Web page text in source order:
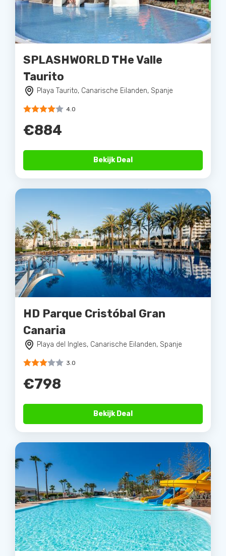
SPLASHWORLD THe Valle
Taurito
Playa Taurito, Canarische Eilanden, Spanje
4.0
€884
Bekijk Deal
HD Parque Cristóbal Gran
Canaria
Playa del Ingles, Canarische Eilanden, Spanje
3.0
€798
Bekijk Deal